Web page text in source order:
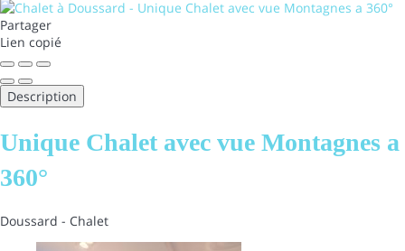
Partager
Lien copié
Description
Unique Chalet avec vue Montagnes a
360°
Doussard - Chalet